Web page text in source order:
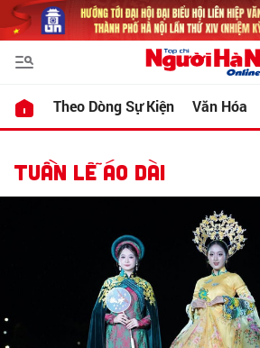
Theo Dòng Sự Kiện Văn Hóa
TUẦN LỄ ÁO DÀI